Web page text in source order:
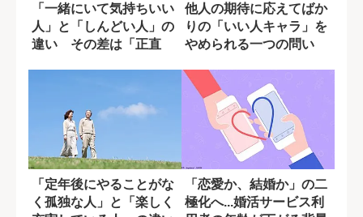
「一緒にいて気持ちいい
人」と「しんどい人」の
違い その差は「正直
他人の期待に応えてばか
りの「いい人キャラ」を
やめられる一つの問い
「定年後にやることがな
く孤独な人」と「楽しく
「恋愛か、結婚か」の二
極化へ...婚活サービス利